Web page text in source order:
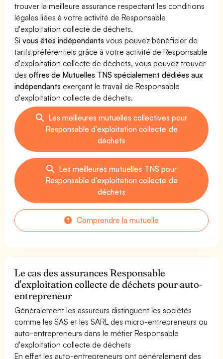
trouver la meilleure assurance respectant les conditions
légales liées à votre activité de Responsable
d'exploitation collecte de déchets.
Sivous êtes indépendants vous pouvez bénéficier de
tarifs préférentiels grâce à votre activité de Responsable
d'exploitation collecte de déchets, vous pouvez trouver
desoffres de Mutuelles TNS spécialement dédiées aux
indépendants exerçant le travail de Responsable
d'exploitation collecte de déchets.
Les meilleures mutuelles collectives pour
Responsable d'exploitation collecte de
déchets
Les meilleures mutuelles TNS pour
Responsable d'exploitation collecte de
déchets
Comprendre la mutuelle
Le cas des assurances Responsable
d'exploitation collecte de déchets pour auto-
entrepreneur
Généralement les assureurs distinguent les sociétés
comme les SAS et les SARL des micro-entrepreneurs ou
auto-entrepreneurs dans le métier Responsable
d'exploitation collecte de déchets
En effet les auto-entrepreneurs ont généralement des